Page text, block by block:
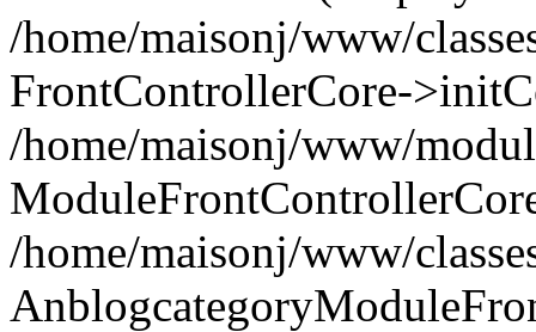
/home/maisonj/www/
FrontControllerCore-
/home/maisonj/www/
/home/maisonj/www/